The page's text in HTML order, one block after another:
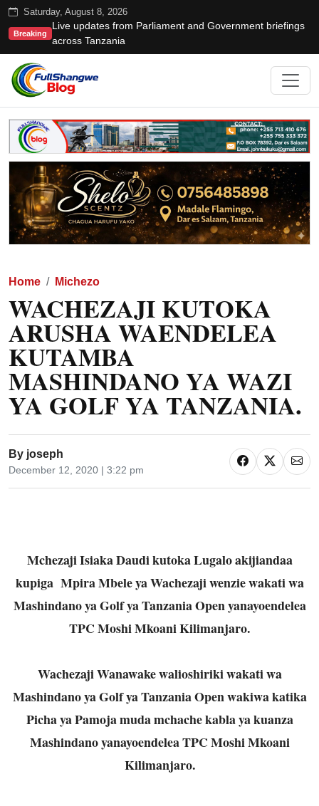
Saturday, August 8, 2026
Breaking
Live updates from Parliament and Government briefings
across Tanzania
Home Michezo
WACHEZAJI KUTOKA
ARUSHA WAENDELEA
KUTAMBA
MASHINDANO YA WAZI
YA GOLF YA TANZANIA.
By joseph
December 12, 2020 | 3:22 pm
Mchezaji Isiaka Daudi kutoka Lugalo akijiandaa
kupiga Mpira Mbele ya Wachezaji wenzie wakati wa
Mashindano ya Golf ya Tanzania Open yanayoendelea
TPC Moshi Mkoani Kilimanjaro.
Wachezaji Wanawake walioshiriki wakati wa
Mashindano ya Golf ya Tanzania Open wakiwa katika
Picha ya Pamoja muda mchache kabla ya kuanza
Mashindano yanayoendelea TPC Moshi Mkoani
Kilimanjaro.